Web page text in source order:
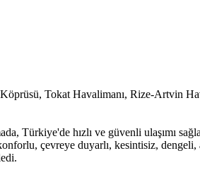
Tokat Havalimanı, Rize-Artvin
Türkiye'de hızlı ve güvenli ulaşımı
çevreye duyarlı, kesintisiz, dengeli,